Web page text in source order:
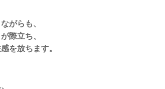
がらも、
際立ち、
を放ちます。